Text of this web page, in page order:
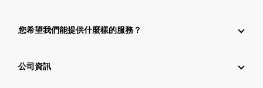
您希望我們能提供什麼樣的服務？
公司資訊